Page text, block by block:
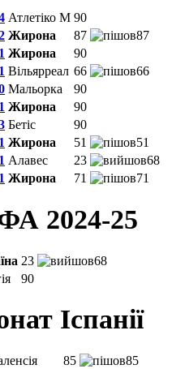
Атлетіко М 90
Жирона 87
87
Жирона
90
Вільярреал 66
66
Мальорка
90
Жирона
90
Бетіс
90
Жирона 51
51
Алавес 23
68
Жирона 71 71
2024-25
23
68
90
Іспанії
85
85